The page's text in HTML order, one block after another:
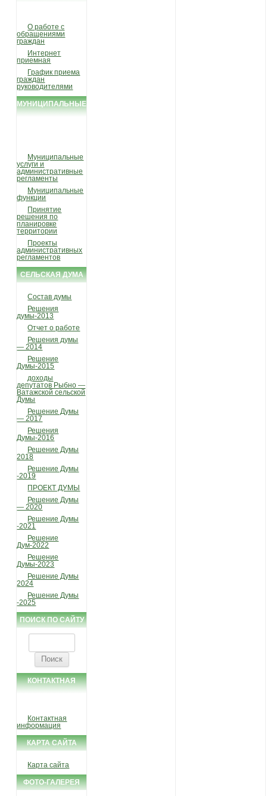
О работе с
обращениями
граждан
Интернет
приемная
График приема
граждан
руководителями
МУНИЦИПАЛЬНЫЕ
Муниципальные
услуги и
административные
регламенты
Муниципальные
функции
Принятие
решения по
планировке
территории
Проекты
административных
регламентов
СЕЛЬСКАЯ ДУМА
Состав думы
Решения
думы-2013
Отчет о работе
Решения думы
— 2014
Решение
Думы-2015
доходы
депутатов Рыбно —
Ватажской сельской
Думы
Решение Думы
— 2017
Решения
Думы-2016
Решение Думы
2018
Решение Думы
-2019
ПРОЕКТ ДУМЫ
Решение Думы
— 2020
Решение Думы
-2021
Решение
Дум-2022
Решение
Думы-2023
Решение Думы
2024
Решение Думы
-2025
ПОИСК ПО САЙТУ
КОНТАКТНАЯ
Контактная
информация
КАРТА САЙТА
Карта сайта
ФОТО-ГАЛЕРЕЯ